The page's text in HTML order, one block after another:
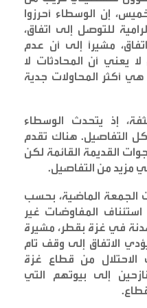
إن الوسطاء أحرزوا
للتوصل إلى اتفاق،
مشيرًا إلى أن عدم
يعني أن المحادثات لا
أكثر المحاولات جدية
إذ يتحدث الوسطاء
التفاصيل. هناك تقدم
القديمة القائمة لكن
مزيد من التفاصيل.
الماضية، بحسب
المفاوضات غير
في غزة بقطر، مشيرة
الاتفاق إلى وقف تام
الاحتلال من قطاع غزة
إلى بيوتهم التي
.